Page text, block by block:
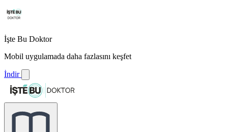
İşte Bu Doktor
Mobil uygulamada daha fazlasını keşfet
İndir